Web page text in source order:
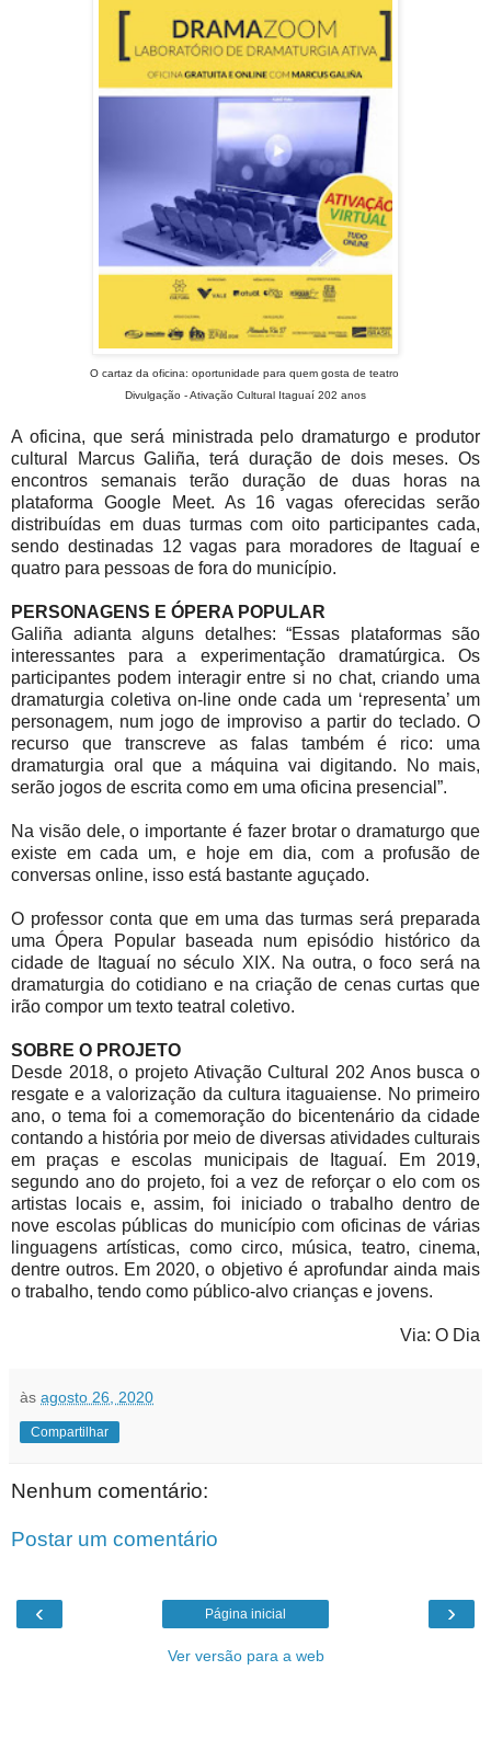
O cartaz da oficina: oportunidade para quem gosta de teatro
Divulgação - Ativação Cultural Itaguaí 202 anos
A oficina, que será ministrada pelo dramaturgo e produtor
cultural Marcus Galiña, terá duração de dois meses. Os
encontros semanais terão duração de duas horas na
plataforma Google Meet. As 16 vagas oferecidas serão
distribuídas em duas turmas com oito participantes cada,
sendo destinadas 12 vagas para moradores de Itaguaí e
quatro para pessoas de fora do município.
PERSONAGENS E ÓPERA POPULAR
Galiña adianta alguns detalhes: “Essas plataformas são
interessantes para a experimentação dramatúrgica. Os
participantes podem interagir entre si no chat, criando uma
dramaturgia coletiva on-line onde cada um ‘representa’ um
personagem, num jogo de improviso a partir do teclado. O
recurso que transcreve as falas também é rico: uma
dramaturgia oral que a máquina vai digitando. No mais,
serão jogos de escrita como em uma oficina presencial”.
Na visão dele, o importante é fazer brotar o dramaturgo que
existe em cada um, e hoje em dia, com a profusão de
conversas online, isso está bastante aguçado.
O professor conta que em uma das turmas será preparada
uma Ópera Popular baseada num episódio histórico da
cidade de Itaguaí no século XIX. Na outra, o foco será na
dramaturgia do cotidiano e na criação de cenas curtas que
irão compor um texto teatral coletivo.
SOBRE O PROJETO
Desde 2018, o projeto Ativação Cultural 202 Anos busca o
resgate e a valorização da cultura itaguaiense. No primeiro
ano, o tema foi a comemoração do bicentenário da cidade
contando a história por meio de diversas atividades culturais
em praças e escolas municipais de Itaguaí. Em 2019,
segundo ano do projeto, foi a vez de reforçar o elo com os
artistas locais e, assim, foi iniciado o trabalho dentro de
nove escolas públicas do município com oficinas de várias
linguagens artísticas, como circo, música, teatro, cinema,
dentre outros. Em 2020, o objetivo é aprofundar ainda mais
o trabalho, tendo como público-alvo crianças e jovens.
Via: O Dia
às agosto 26, 2020
Compartilhar
Nenhum comentário:
Postar um comentário
‹ ›
Página inicial
Ver versão para a web